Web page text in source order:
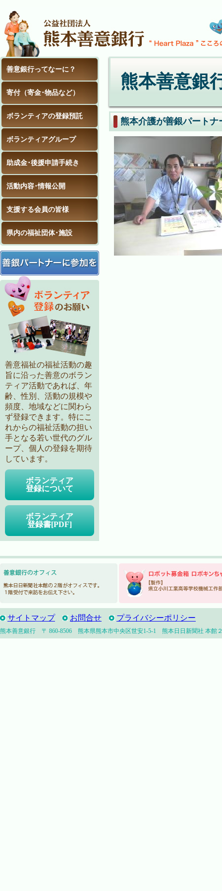
熊本善意銀
熊本介護が善銀パートナ
善意銀行ってなーに？
寄付（寄金･物品など）
ボランティアの登録預託
ボランティアグループ
助成金･後援申請手続き
活動内容･情報公開
支援する会員の皆様
県内の福祉団体･施設
善意福祉の福祉活動の趣
旨に沿った善意のボラン
ティア活動であれば、年
齢、性別、活動の規模や
頻度、地域などに関わら
ず登録できます。特にこ
れからの福祉活動の担い
手となる若い世代のグル
ープ、個人の登録を期待
しています。
ボランティア
登録について
ボランティア
登録書[PDF]
サイトマップ お問合せ プライバシーポリシー
熊本善意銀行 〒 860-8506 熊本県熊本市中央区世安1-5-1 熊本日日新聞社 本館